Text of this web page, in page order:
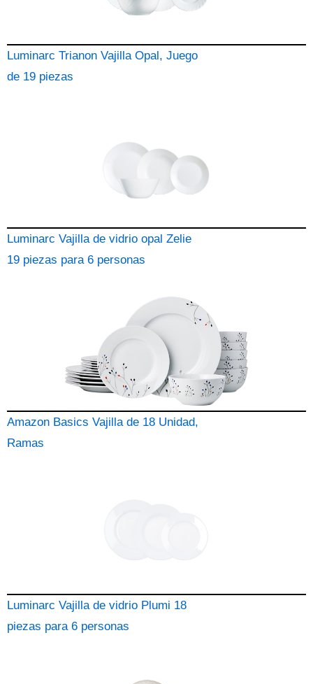
Luminarc Trianon Vajilla Opal, Juego
de 19 piezas
Luminarc Vajilla de vidrio opal Zelie
19 piezas para 6 personas
Amazon Basics Vajilla de 18 Unidad,
Ramas
Luminarc Vajilla de vidrio Plumi 18
piezas para 6 personas